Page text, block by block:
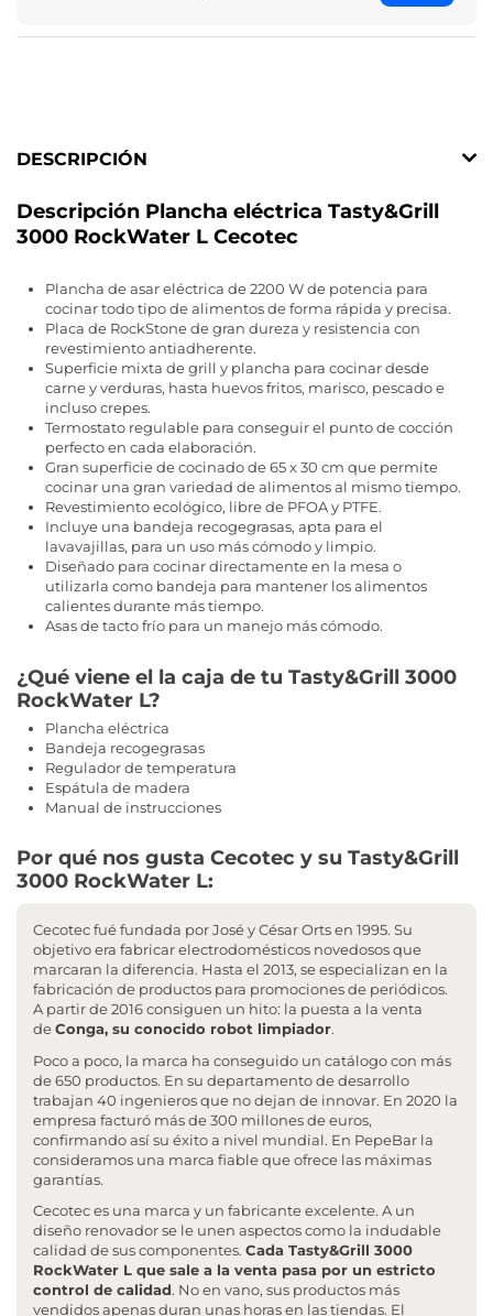
DESCRIPCIÓN
Descripción Plancha eléctrica Tasty&Grill
3000 RockWater L Cecotec
Plancha de asar eléctrica de 2200 W de potencia para
cocinar todo tipo de alimentos de forma rápida y precisa.
Placa de RockStone de gran dureza y resistencia con
revestimiento antiadherente.
Superficie mixta de grill y plancha para cocinar desde
carne y verduras, hasta huevos fritos, marisco, pescado e
incluso crepes.
Termostato regulable para conseguir el punto de cocción
perfecto en cada elaboración.
Gran superficie de cocinado de 65 x 30 cm que permite
cocinar una gran variedad de alimentos al mismo tiempo.
Revestimiento ecológico, libre de PFOA y PTFE.
Incluye una bandeja recogegrasas, apta para el
lavavajillas, para un uso más cómodo y limpio.
Diseñado para cocinar directamente en la mesa o
utilizarla como bandeja para mantener los alimentos
calientes durante más tiempo.
Asas de tacto frío para un manejo más cómodo.
¿Qué viene el la caja de tu Tasty&Grill 3000
RockWater L?
Plancha eléctrica
Bandeja recogegrasas
Regulador de temperatura
Espátula de madera
Manual de instrucciones
Por qué nos gusta Cecotec y su Tasty&Grill
3000 RockWater L:
Cecotec fué fundada por José y César Orts en 1995. Su
objetivo era fabricar electrodomésticos novedosos que
marcaran la diferencia. Hasta el 2013, se especializan en la
fabricación de productos para promociones de periódicos.
A partir de 2016 consiguen un hito: la puesta a la venta
deConga, su conocido robot limpiador.
Poco a poco, la marca ha conseguido un catálogo con más
de 650 productos. En su departamento de desarrollo
trabajan 40 ingenieros que no dejan de innovar. En 2020 la
empresa facturó más de 300 millones de euros,
confirmando así su éxito a nivel mundial. En PepeBar la
consideramos una marca fiable que ofrece las máximas
garantías.
Cecotec es una marca y un fabricante excelente. A un
diseño renovador se le unen aspectos como la indudable
calidad de sus componentes. Cada Tasty&Grill 3000
RockWater L que sale a la venta pasa por un estricto
control de calidad. No en vano, sus productos más
vendidos apenas duran unas horas en las tiendas. El